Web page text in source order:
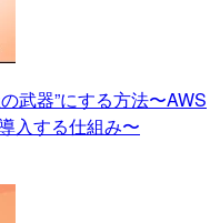
武器”にする方法〜AWS
入する仕組み〜